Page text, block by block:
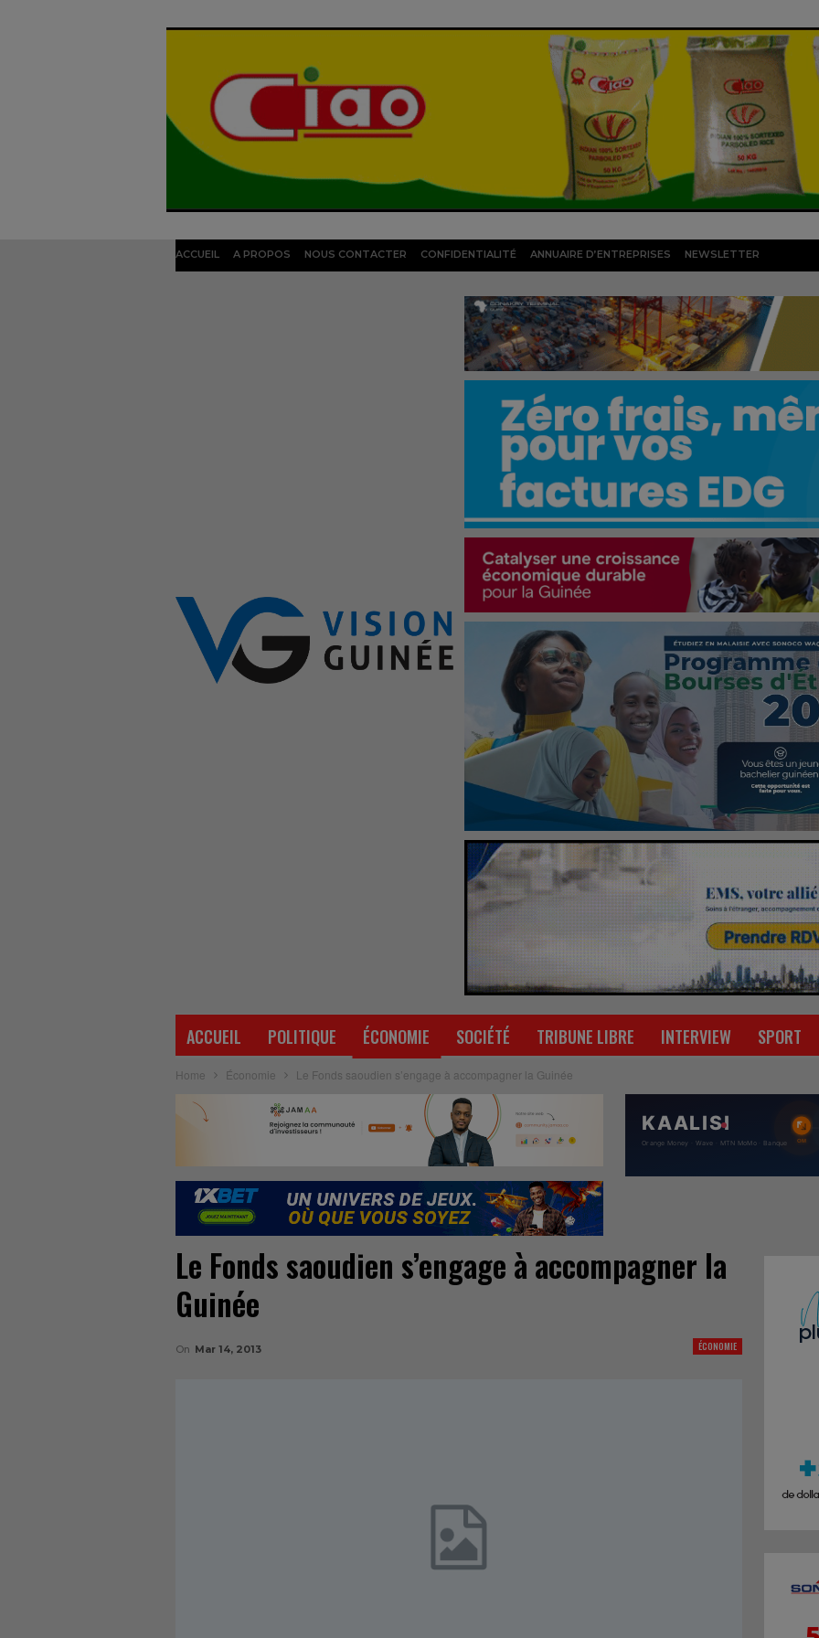
ACCUEIL A PROPOS NOUS CONTACTER CONFIDENTIALITÉ ANNUAIRE D’ENTREPRISES NEWSLETTER
ACCUEIL POLITIQUE ÉCONOMIE SOCIÉTÉ TRIBUNE LIBRE INTERVIEW SPORT
Home Économie Le Fonds saoudien s’engage à accompagner la Guinée
Le Fonds saoudien s’engage à accompagner la
Guinée
ÉCONOMIE
On Mar 14, 2013